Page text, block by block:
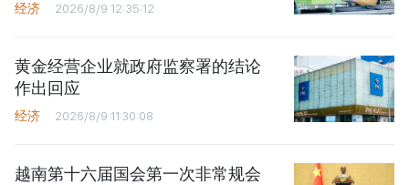
经济 2026/8/9 12:35:12
黄金经营企业就政府监察署的结论
作出回应
经济 2026/8/9 11:30:08
越南第十六届国会第一次非常规会